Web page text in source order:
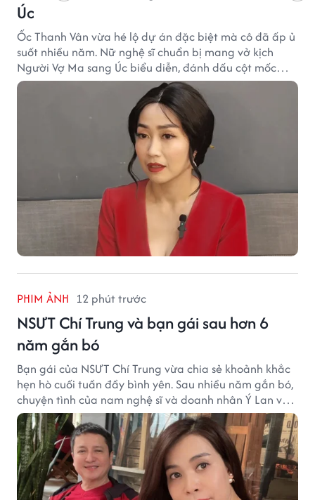
Úc
Ốc Thanh Vân vừa hé lộ dự án đặc biệt mà cô đã ấp ủ
suốt nhiều năm. Nữ nghệ sĩ chuẩn bị mang vở kịch
Người Vợ Ma sang Úc biểu diễn, đánh dấu cột mốc
đáng nhớ trong hành trình làm nghề.
PHIM ẢNH 12 phút trước
NSƯT Chí Trung và bạn gái sau hơn 6
năm gắn bó
Bạn gái của NSƯT Chí Trung vừa chia sẻ khoảnh khắc
hẹn hò cuối tuần đầy bình yên. Sau nhiều năm gắn bó,
chuyện tình của nam nghệ sĩ và doanh nhân Ý Lan vẫn
nhận được sự quan tâm từ công chúng.